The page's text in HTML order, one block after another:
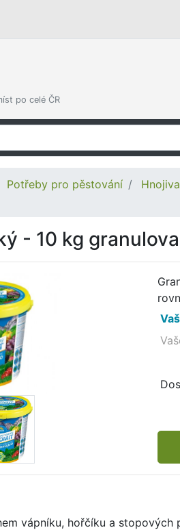
po celé ČR
Potřeby pro pěstování
- 10 kg
vápníku, hořčíku a